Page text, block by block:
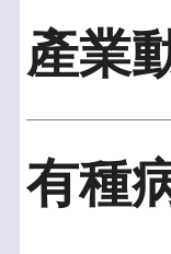
產業
有種